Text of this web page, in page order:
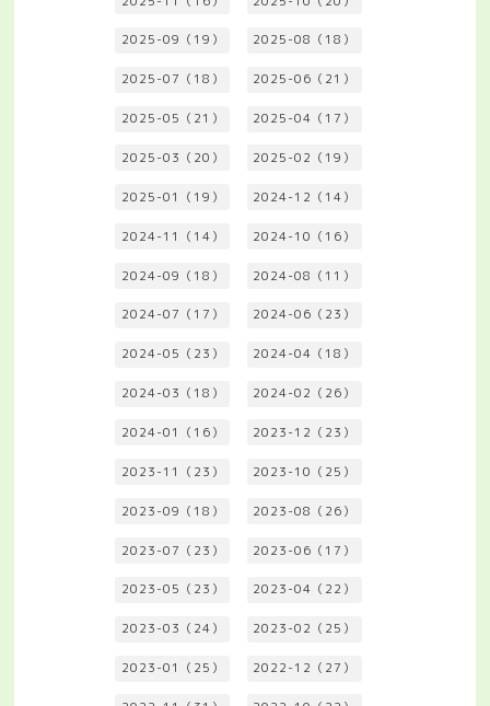
2025-09（19） 2025-08（18）
2025-07（18） 2025-06（21）
2025-05（21） 2025-04（17）
2025-03（20） 2025-02（19）
2025-01（19） 2024-12（14）
2024-11（14） 2024-10（16）
2024-09（18） 2024-08（11）
2024-07（17） 2024-06（23）
2024-05（23） 2024-04（18）
2024-03（18） 2024-02（26）
2024-01（16） 2023-12（23）
2023-11（23） 2023-10（25）
2023-09（18） 2023-08（26）
2023-07（23） 2023-06（17）
2023-05（23） 2023-04（22）
2023-03（24） 2023-02（25）
2023-01（25） 2022-12（27）